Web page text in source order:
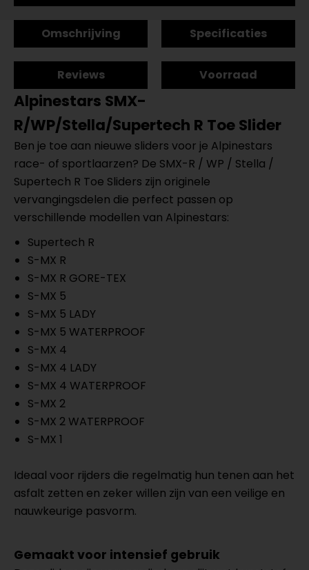
Omschrijving Specificaties
Reviews Voorraad
Alpinestars SMX-
R/WP/Stella/Supertech R Toe Slider
Ben je toe aan nieuwe sliders voor je Alpinestars
race- of sportlaarzen? De SMX-R / WP / Stella /
Supertech R Toe Sliders zijn originele
vervangingsdelen die perfect passen op
verschillende modellen van Alpinestars:
Supertech R
S-MX R
S-MX R GORE-TEX
S-MX 5
S-MX 5 LADY
S-MX 5 WATERPROOF
S-MX 4
S-MX 4 LADY
S-MX 4 WATERPROOF
S-MX 2
S-MX 2 WATERPROOF
S-MX 1
Ideaal voor rijders die regelmatig hun tenen aan het
asfalt zetten en zeker willen zijn van een veilige en
nauwkeurige pasvorm.
Gemaakt voor intensief gebruik